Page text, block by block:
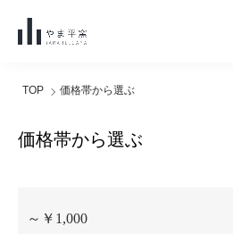
TOP 価格帯から選ぶ
価格帯から選ぶ
～￥1,000